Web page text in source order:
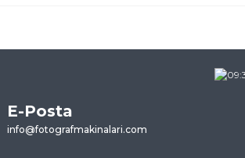
E-Posta
info@fotografmakinalari.com